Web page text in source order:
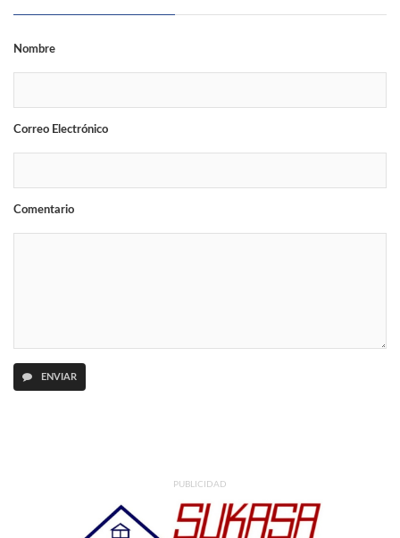
Nombre
Correo Electrónico
Comentario
ENVIAR
PUBLICIDAD